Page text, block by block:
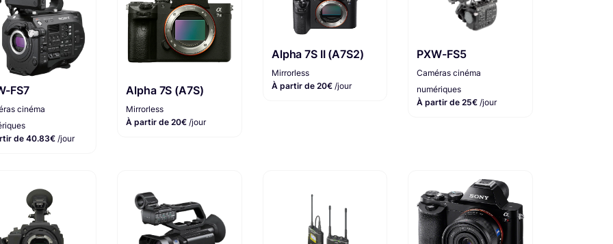
FS7
cinéma
de 40.83€ /jour
Alpha 7S (A7S)
Mirrorless
À partir de 20€ /jour
Alpha 7S II (A7S2)
Mirrorless
À partir de 20€ /jour
PXW-FS5
Caméras cinéma
numériques
À partir de 25€/jour